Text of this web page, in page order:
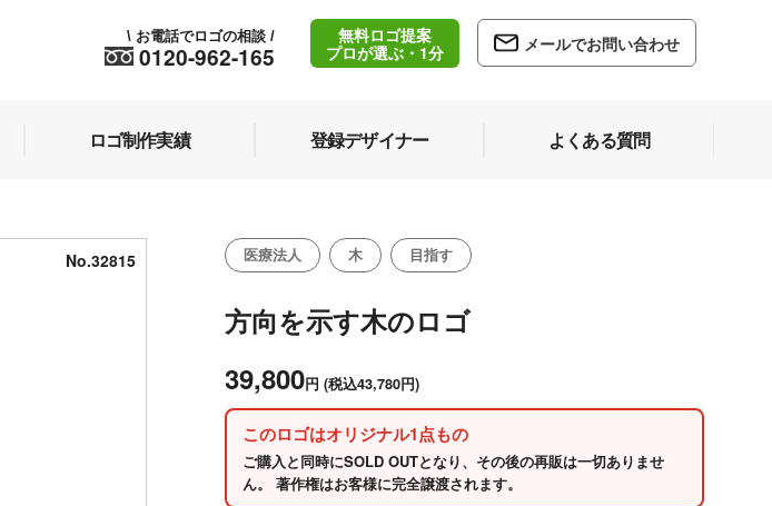
0120-962-165
\ お電話でロゴの相談 /
無料ロゴ提案
プロが選ぶ・1分
メールでお問い合わせ
ロゴ制作実績 登録デザイナー よくある質問
No.32815 医療法人 木 目指す
方向を示す木のロゴ
39,800円 (税込43,780円)
このロゴはオリジナル1点もの
ご購入と同時にSOLD OUTとなり、その後の再販は一切ありませ
ん。 著作権はお客様に完全譲渡されます。